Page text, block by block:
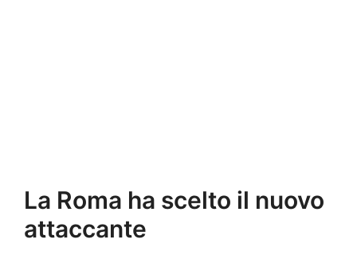
La Roma ha scelto il nuovo
attaccante